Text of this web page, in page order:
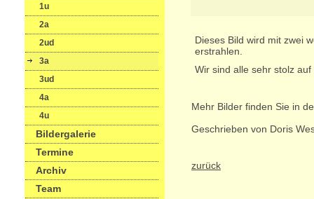
1u
2a
2ud
3a
3ud
4a
4u
Bildergalerie
Termine
Archiv
Team
Dieses Bild wird mit zwei
erstrahlen.
Wir sind alle sehr stolz
Mehr Bilder finden Sie in
Geschrieben von Doris
zurück